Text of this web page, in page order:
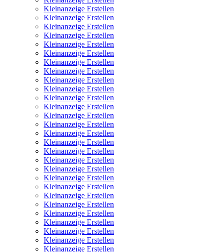
Kleinanzeige Erstellen
Kleinanzeige Erstellen
Kleinanzeige Erstellen
Kleinanzeige Erstellen
Kleinanzeige Erstellen
Kleinanzeige Erstellen
Kleinanzeige Erstellen
Kleinanzeige Erstellen
Kleinanzeige Erstellen
Kleinanzeige Erstellen
Kleinanzeige Erstellen
Kleinanzeige Erstellen
Kleinanzeige Erstellen
Kleinanzeige Erstellen
Kleinanzeige Erstellen
Kleinanzeige Erstellen
Kleinanzeige Erstellen
Kleinanzeige Erstellen
Kleinanzeige Erstellen
Kleinanzeige Erstellen
Kleinanzeige Erstellen
Kleinanzeige Erstellen
Kleinanzeige Erstellen
Kleinanzeige Erstellen
Kleinanzeige Erstellen
Kleinanzeige Erstellen
Kleinanzeige Erstellen
Kleinanzeige Erstellen